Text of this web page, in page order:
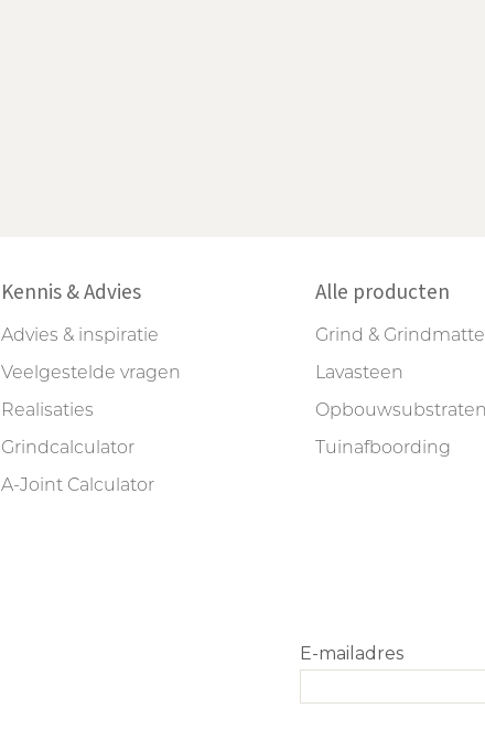
Kennis & Advies
Advies & inspiratie
Veelgestelde vragen
Realisaties
Grindcalculator
A-Joint Calculator
Alle producten
Grind &
Lavasteen
Opbouwsubstraten
Tuinafboording